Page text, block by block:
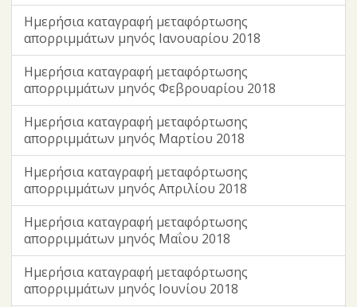
Ημερήσια καταγραφή μεταφόρτωσης
απορριμμάτων μηνός Ιανουαρίου 2018
Ημερήσια καταγραφή μεταφόρτωσης
απορριμμάτων μηνός Φεβρουαρίου 2018
Ημερήσια καταγραφή μεταφόρτωσης
απορριμμάτων μηνός Μαρτίου 2018
Ημερήσια καταγραφή μεταφόρτωσης
απορριμμάτων μηνός Απριλίου 2018
Ημερήσια καταγραφή μεταφόρτωσης
απορριμμάτων μηνός Μαΐου 2018
Ημερήσια καταγραφή μεταφόρτωσης
απορριμμάτων μηνός Ιουνίου 2018